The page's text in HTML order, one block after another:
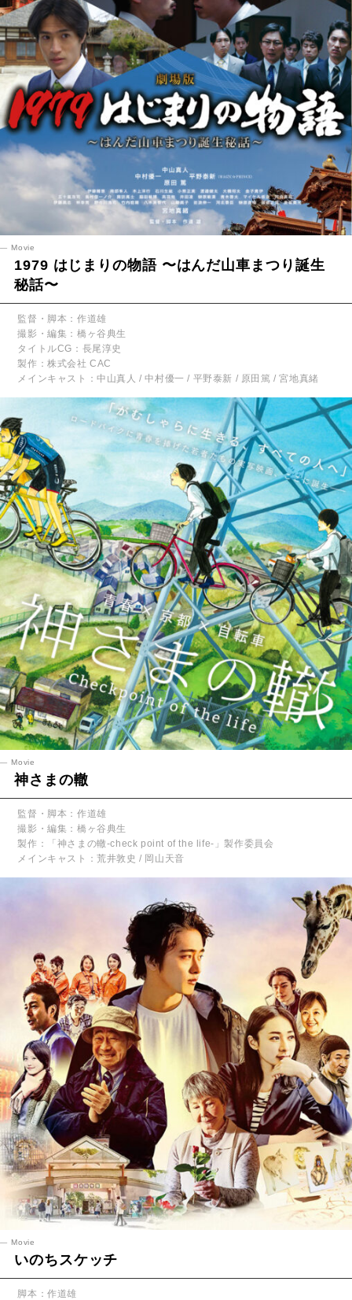
1979 はじまりの物語 〜はんだ山車まつり誕生
秘話〜
Movie
監督・脚本：作道雄
撮影・編集：橋ヶ谷典生
タイトルCG：長尾淳史
製作：株式会社 CAC
メインキャスト：中山真人 / 中村優一 / 平野泰新 / 原田篤 / 宮地真緒
神さまの轍
Movie
監督・脚本：作道雄
撮影・編集：橋ヶ谷典生
製作：「神さまの轍-check point of the life-」製作委員会
メインキャスト：荒井敦史 / 岡山天音
いのちスケッチ
Movie
脚本：作道雄